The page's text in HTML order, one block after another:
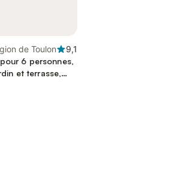
de Toulon
9,1
6 personnes,
et terrasse,